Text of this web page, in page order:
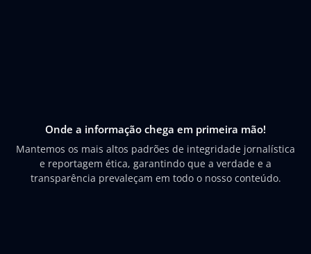
Onde a informação chega em primeira mão!
Mantemos os mais altos padrões de integridade jornalística
e reportagem ética, garantindo que a verdade e a
transparência prevaleçam em todo o nosso conteúdo.